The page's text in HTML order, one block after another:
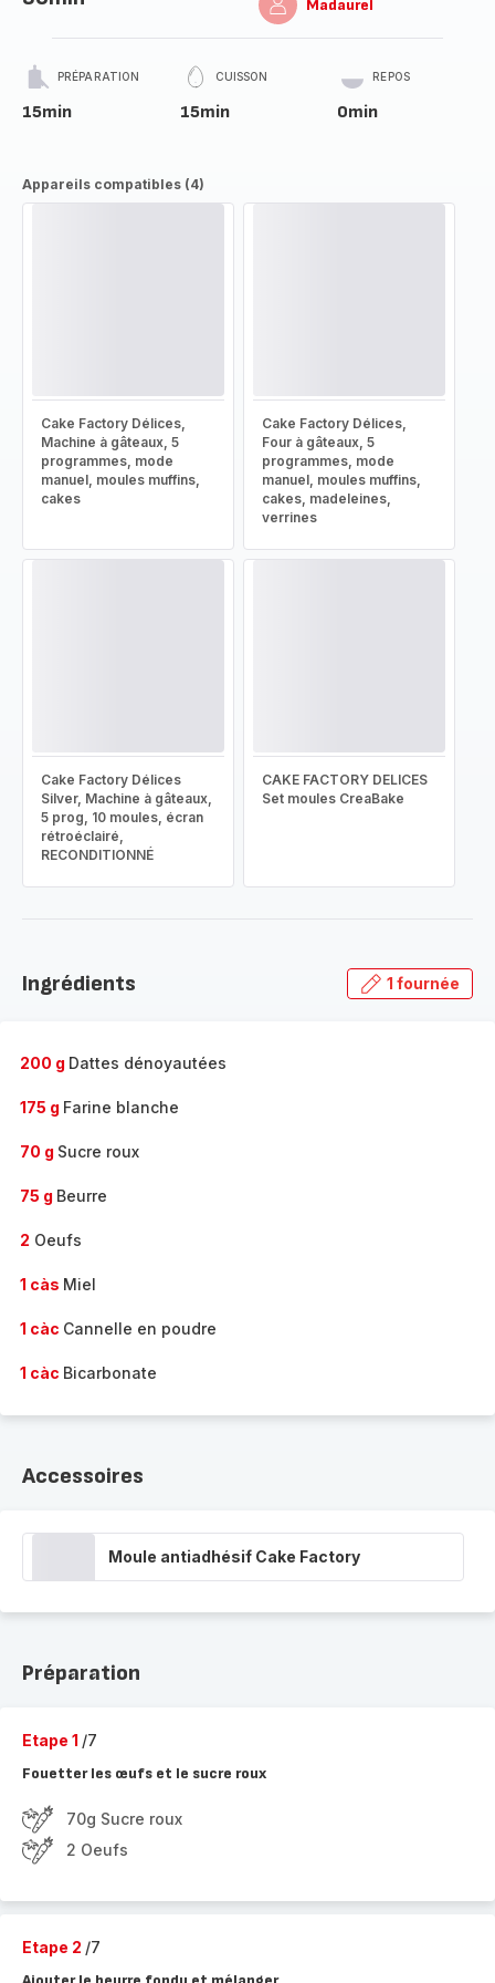
Madaurel
PRÉPARATION
15min
CUISSON
15min
REPOS
0min
Appareils compatibles (4)
Cake Factory Délices,
Machine à gâteaux, 5
programmes, mode
manuel, moules muffins,
cakes
Cake Factory Délices,
Four à gâteaux, 5
programmes, mode
manuel, moules muffins,
cakes, madeleines,
verrines
Cake Factory Délices
Silver, Machine à gâteaux,
5 prog, 10 moules, écran
rétroéclairé,
RECONDITIONNÉ
CAKE FACTORY DELICES
Set moules CreaBake
Ingrédients 1 fournée
200 g Dattes dénoyautées
175 g Farine blanche
70 g Sucre roux
75 g Beurre
2 Oeufs
1 càs Miel
1 càc Cannelle en poudre
1 càc Bicarbonate
Accessoires
Moule antiadhésif Cake Factory
Préparation
Etape 1 /7
Fouetter les œufs et le sucre roux
70g Sucre roux
2 Oeufs
Etape 2 /7